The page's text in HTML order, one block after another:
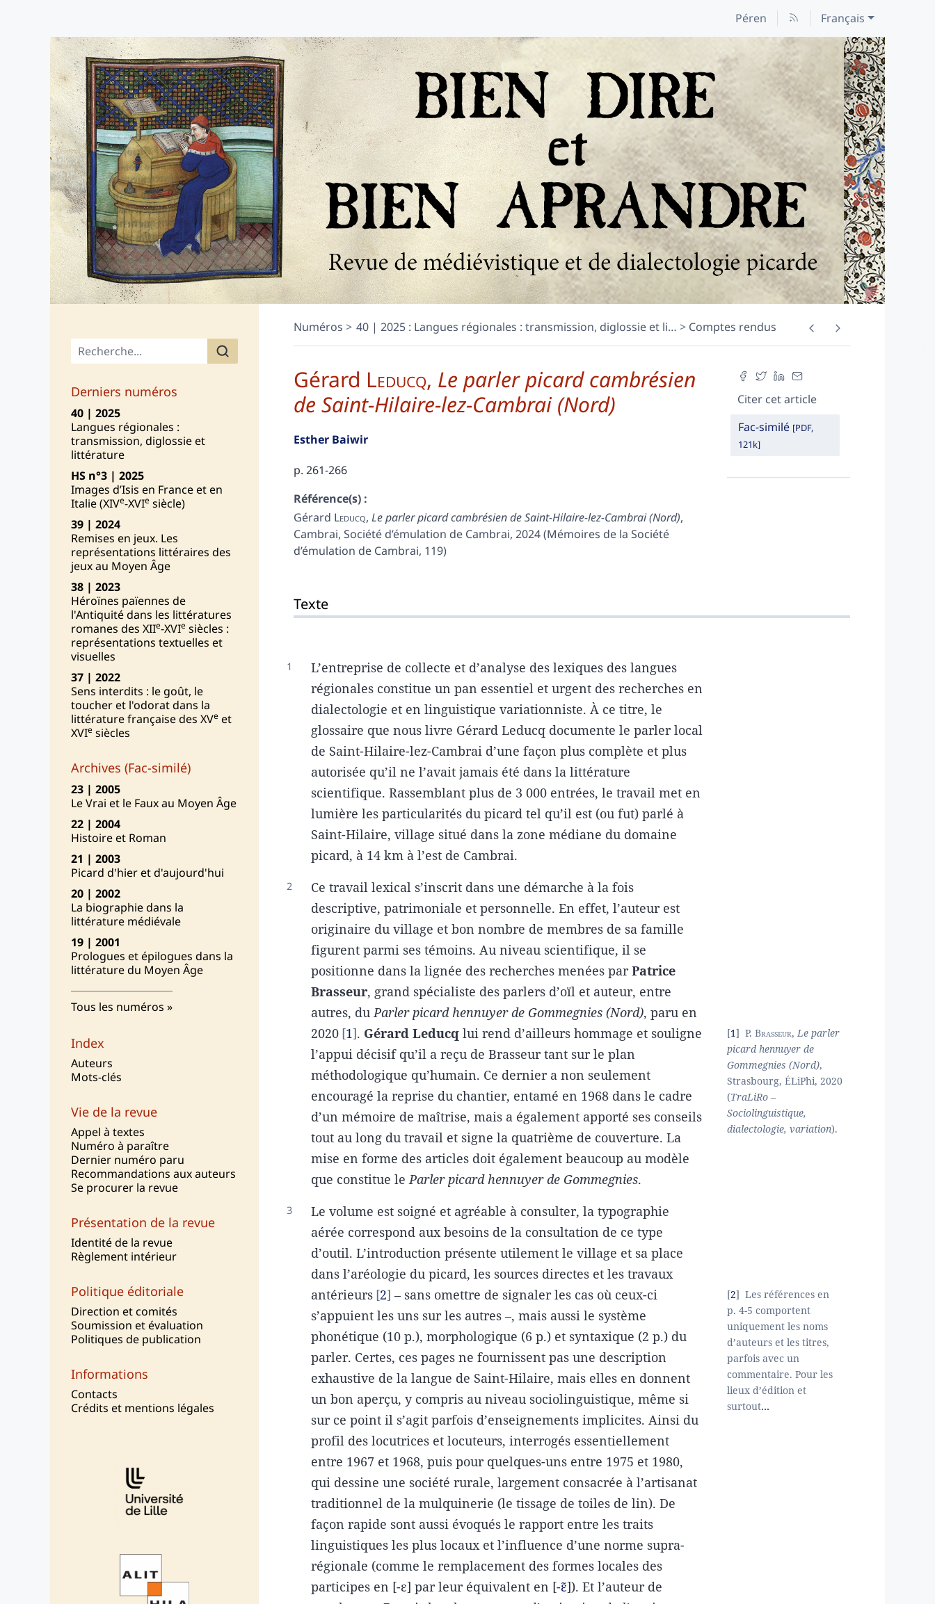
Péren Français
Menu principal
Derniers numéros
40 | 2025
Langues régionales :
transmission, diglossie et
littérature
HS n°3 | 2025
Images d’Isis en France et en
Italie (XIVe-XVIe siècle)
39 | 2024
Remises en jeux. Les
représentations littéraires des
jeux au Moyen Âge
38 | 2023
Héroïnes païennes de
l'Antiquité dans les littératures
romanes des XIIe-XVIe siècles :
représentations textuelles et
visuelles
37 | 2022
Sens interdits : le goût, le
toucher et l'odorat dans la
littérature française des XVe et
XVIe siècles
Archives (Fac-similé)
23 | 2005
Le Vrai et le Faux au Moyen Âge
22 | 2004
Histoire et Roman
21 | 2003
Picard d'hier et d'aujourd'hui
20 | 2002
La biographie dans la
littérature médiévale
19 | 2001
Prologues et épilogues dans la
littérature du Moyen Âge
Tous les numéros
Index
Auteurs
Mots-clés
Vie de la revue
Appel à textes
Numéro à paraître
Dernier numéro paru
Recommandations aux auteurs
Se procurer la revue
Présentation de la revue
Identité de la revue
Règlement intérieur
Politique éditoriale
Direction et comités
Soumission et évaluation
Politiques de publication
Informations
Contacts
Crédits et mentions légales
Numéros 40 | 2025 : Langues régionales : transmission, diglossie et li… Comptes rendus
Citer cet article
Fac-similé [PDF,
121k]
Gérard Leducq, Le parler picard cambrésien
de Saint-Hilaire-lez-Cambrai (Nord)
Esther Baiwir
p. 261-266
Référence(s) :
Gérard Leducq, Le parler picard cambrésien de Saint-Hilaire-lez-Cambrai (Nord),
Cambrai, Société d’émulation de Cambrai, 2024 (Mémoires de la Société
d’émulation de Cambrai, 119)
Notes
Citer cet article
Texte
L’entreprise de collecte et d’analyse des lexiques des langues
régionales constitue un pan essentiel et urgent des recherches en
dialectologie et en linguistique variationniste. À ce titre, le
glossaire que nous livre Gérard Leducq documente le parler local
de Saint-Hilaire-lez-Cambrai d’une façon plus complète et plus
autorisée qu’il ne l’avait jamais été dans la littérature
scientifique. Rassemblant plus de 3 000 entrées, le travail met en
lumière les particularités du picard tel qu’il est (ou fut) parlé à
Saint-Hilaire, village situé dans la zone médiane du domaine
picard, à 14 km à l’est de Cambrai.
Ce travail lexical s’inscrit dans une démarche à la fois
descriptive, patrimoniale et personnelle. En effet, l’auteur est
originaire du village et bon nombre de membres de sa famille
figurent parmi ses témoins. Au niveau scientifique, il se
positionne dans la lignée des recherches menées parPatrice
Brasseur, grand spécialiste des parlers d’oïl et auteur, entre
autres, du Parler picard hennuyer de Gommegnies (Nord), paru en
2020 1 . Gérard Leducqlui rend d’ailleurs hommage et souligne
l’appui décisif qu’il a reçu de Brasseur tant sur le plan
méthodologique qu’humain. Ce dernier a non seulement
encouragé la reprise du chantier, entamé en 1968 dans le cadre
d’un mémoire de maîtrise, mais a également apporté ses conseils
tout au long du travail et signe la quatrième de couverture. La
mise en forme des articles doit également beaucoup au modèle
que constitue le Parler picard hennuyer de Gommegnies.
Le volume est soigné et agréable à consulter, la typographie
aérée correspond aux besoins de la consultation de ce type
d’outil. L’introduction présente utilement le village et sa place
dans l’aréologie du picard, les sources directes et les travaux
antérieurs 2 – sans omettre de signaler les cas où ceux-ci
s’appuient les uns sur les autres –, mais aussi le système
phonétique (10 p.), morphologique (6 p.) et syntaxique (2 p.) du
parler. Certes, ces pages ne fournissent pas une description
exhaustive de la langue de Saint-Hilaire, mais elles en donnent
un bon aperçu, y compris au niveau sociolinguistique, même si
sur ce point il s’agit parfois d’enseignements implicites. Ainsi du
profil des locutrices et locuteurs, interrogés essentiellement
entre 1967 et 1968, puis pour quelques-uns entre 1975 et 1980,
qui dessine une société rurale, largement consacrée à l’artisanat
traditionnel de la mulquinerie (le tissage de toiles de lin). De
façon rapide sont aussi évoqués le rapport entre les traits
linguistiques les plus locaux et l’influence d’une norme supra-
régionale (comme le remplacement des formes locales des
participes en [-ɛ] par leur équivalent en [-ɛ̃]). Et l’auteur de
1 P. Brasseur, Le parler
picard hennuyer de
Gommegnies (Nord),
Strasbourg, ÉLiPhi, 2020
(TraLiRo –
Sociolinguistique,
dialectologie, variation).
2
Les références en
p. 4-5 comportent
uniquement les noms
d’auteurs et les titres,
parfois avec un
commentaire. Pour les
lieux d’édition et
surtout…